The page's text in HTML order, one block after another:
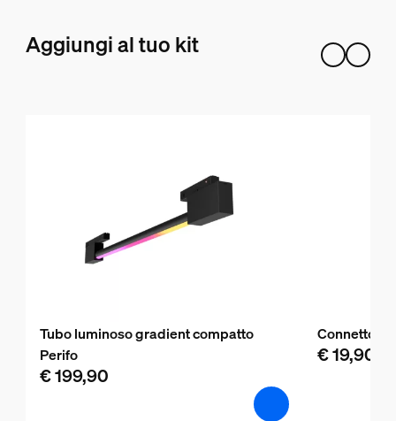
Aggiungi al tuo kit
Tubo luminoso gradient compatto
Perifo
€ 199,90
Connettore
€ 19,90